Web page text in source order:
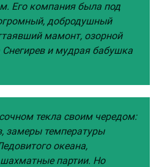
Его компания была под
добродушный
мамонт, озорной
и мудрая бабушка
текла своим чередом:
замеры температуры
океана,
партии. Но